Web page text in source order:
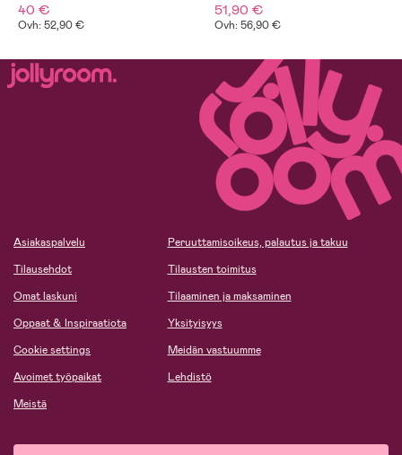
40 €
Ovh: 52,90 €
51,90 €
Ovh: 56,90 €
Asiakaspalvelu
Tilausehdot
Omat laskuni
Oppaat & Inspiraatiota
Cookie settings
Avoimet työpaikat
Meistä
Peruuttamisoikeus, palautus ja takuu
Tilausten toimitus
Tilaaminen ja maksaminen
Yksityisyys
Meidän vastuumme
Lehdistö